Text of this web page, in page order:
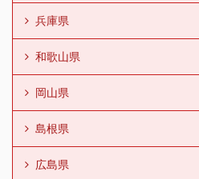
兵庫県
和歌山県
岡山県
島根県
広島県